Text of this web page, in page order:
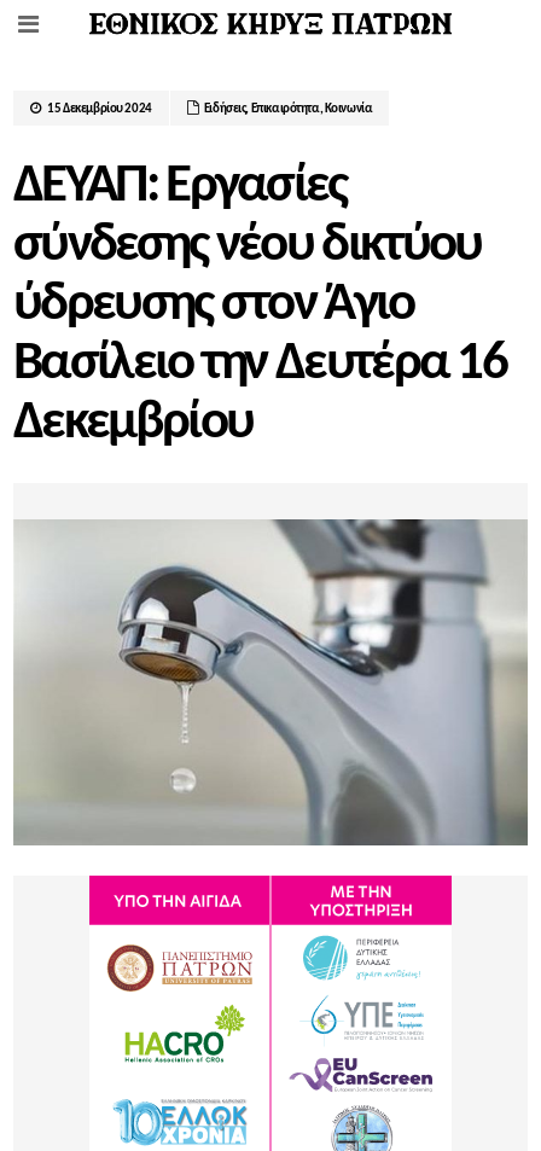
15 Δεκεμβρίου 2024 Ειδήσεις, Επικαιρότητα, Κοινωνία
ΔΕΥΑΠ: Εργασίες
σύνδεσης νέου δικτύου
ύδρευσης στον Άγιο
Βασίλειο την Δευτέρα 16
Δεκεμβρίου